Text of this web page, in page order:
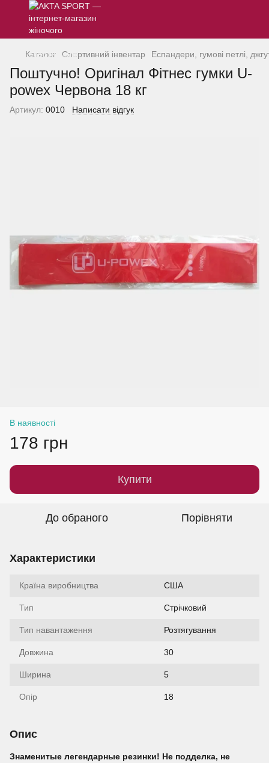
Каталог Спортивний інвентар Еспандери, гумові петлі,
Поштучно! Оригінал Фітнес гумки U-
powex Червона 18 кг
Артикул: 0010 Написати відгук
В наявності
178 грн
Купити
До обраного Порівняти
Характеристики
Країна виробництва США
Тип Стрічковий
Тип навантаження Розтягування
Довжина 30
Ширина 5
Опір 18
Опис
Знаменитые легендарные резинки! Не подделка, не